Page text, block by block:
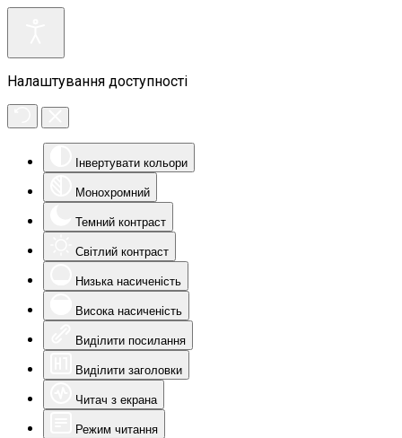
Налаштування доступності
Інвертувати кольори
Монохромний
Темний контраст
Світлий контраст
Низька насиченість
Висока насиченість
Виділити посилання
Виділити заголовки
Читач з екрана
Режим читання